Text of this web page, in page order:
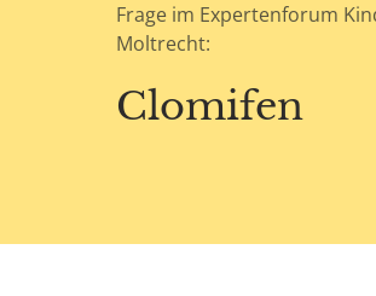
Frage im Expertenforum
Moltrecht:
Clomifen